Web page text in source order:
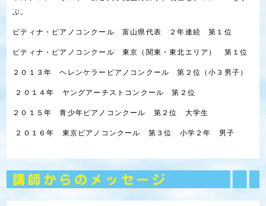
ぶ。
ピティナ・ピアノコンクール 富山県代表 ２年連続 第１位
ピティナ・ピアノコンクール 東京（関東・東北エリア） 第１位
２０１３年 ヘレンケラーピアノコンクール 第２位（小３男子）
２０１４年 ヤングアーチストコンクール 第２位
２０１５年 青少年ピアノコンクール 第２位 大学生
２０１６年 東京ピアノコンクール 第３位 小学２年 男子